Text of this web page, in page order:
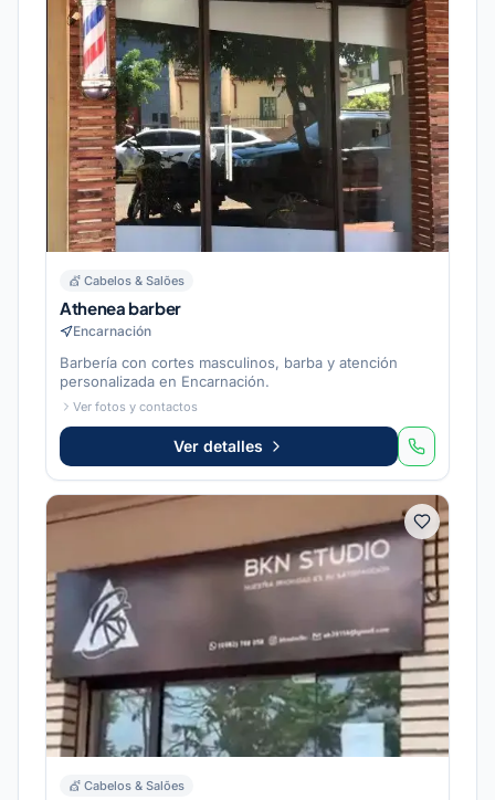
💇 Cabelos & Salões
Athenea barber
Encarnación
Barbería con cortes masculinos, barba y atención
personalizada en Encarnación.
Ver fotos y contactos
Ver detalles
💇 Cabelos & Salões